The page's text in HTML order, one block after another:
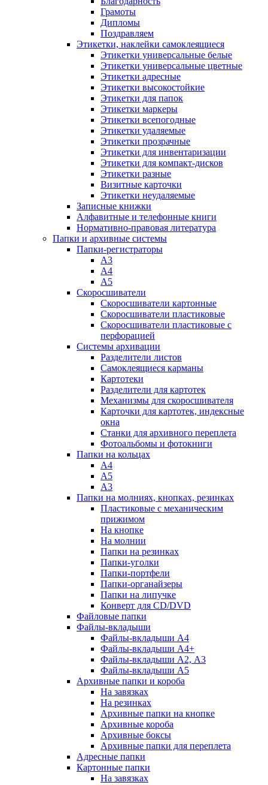
Грамоты
Дипломы
Поздравляем
Этикетки, наклейки самоклеящиеся
Этикетки универсальные белые
Этикетки универсальные цветные
Этикетки адресные
Этикетки высокостойкие
Этикетки для папок
Этикетки маркеры
Этикетки всепогодные
Этикетки удаляемые
Этикетки прозрачные
Этикетки для инвентаризации
Этикетки для компакт-дисков
Этикетки разные
Визитные карточки
Этикетки неудаляемые
Записные книжки
Алфавитные и телефонные книги
Нормативно-правовая литература
Папки и архивные системы
Папки-регистраторы
А3
А4
А5
Скоросшиватели
Скоросшиватели картонные
Скоросшиватели пластиковые
Скоросшиватели пластиковые с
перфорацией
Системы архивации
Разделители листов
Самоклеящиеся карманы
Картотеки
Разделители для картотек
Механизмы для скоросшивателя
Карточки для картотек, индексные
окна
Станки для архивного переплета
Фотоальбомы и фотокниги
Папки на кольцах
А4
А5
А3
Папки на молниях, кнопках, резинках
Пластиковые с механическим
прижимом
На кнопке
На молнии
Папки на резинках
Папки-уголки
Папки-портфели
Папки-органайзеры
Папки на липучке
Конверт для CD/DVD
Файловые папки
Файлы-вкладыши
Файлы-вкладыши А4
Файлы-вкладыши А4+
Файлы-вкладыши А2, А3
Файлы-вкладыши А5
Архивные папки и короба
На завязках
На резинках
Архивные папки на кнопке
Архивные короба
Архивные боксы
Архивные папки для переплета
Адресные папки
Картонные папки
На завязках